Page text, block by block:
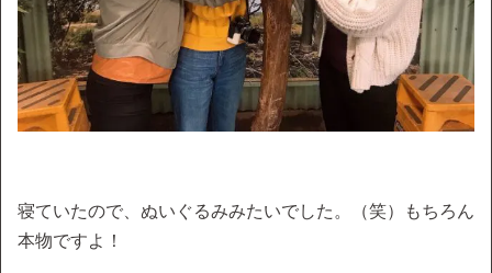
寝ていたので、ぬいぐるみみたいでした。（笑）もちろん
本物ですよ！